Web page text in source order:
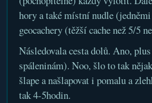
hory a také místní nudle
geocachery (těžší cache než 5/5
Následovala cesta dolů. Ano,
spáleninám). Noo, šlo to tak
šlape a našlapovat i pomalu a
tak 4-5hodin.